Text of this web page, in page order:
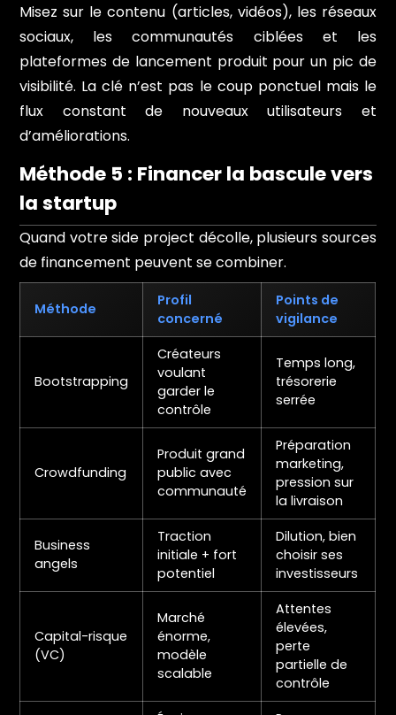
Misez sur le contenu (articles, vidéos), les réseaux
sociaux, les communautés ciblées et les
plateformes de lancement produit pour un pic de
visibilité. La clé n’est pas le coup ponctuel mais le
flux constant de nouveaux utilisateurs et
d’améliorations.
Méthode 5 : Financer la bascule vers
la startup
Quand votre side project décolle, plusieurs sources
de financement peuvent se combiner.
Méthode
Profil
concerné
Points de
vigilance
Bootstrapping
Créateurs
voulant
garder le
contrôle
Temps long,
trésorerie
serrée
Crowdfunding
Produit grand
public avec
communauté
Préparation
marketing,
pression sur
la livraison
Business
angels
Traction
initiale + fort
potentiel
Dilution, bien
choisir ses
investisseurs
Capital-risque
(VC)
Marché
énorme,
modèle
scalable
Attentes
élevées,
perte
partielle de
contrôle